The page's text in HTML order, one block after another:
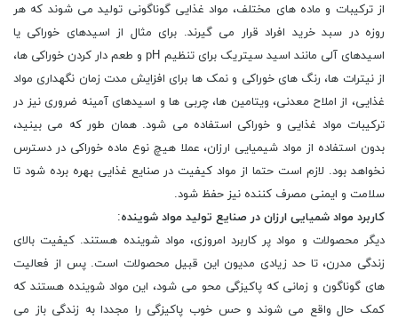
از ترکیبات و ماده های مختلف، مواد غذایی گوناگونی تولید می شوند که هر
روزه در سبد خرید افراد قرار می گیرند. برای مثال از اسیدهای خوراکی یا
اسیدهای آلی مانند اسید سیتریک برای تنظیم pH و طعم دار کردن خوراکی‌ ها،
از نیترات ‌ها، رنگ ‌های خوراکی و نمک‌ ها برای افزایش مدت زمان نگهداری مواد
غذایی، از املاح معدنی، ویتامین‌ ها، چربی ‌ها و اسیدهای آمینه ضروری نیز در
ترکیبات مواد غذایی و خوراکی استفاده می ‌شود. همان طور که می بینید،
بدون استفاده از مواد شیمیایی ارزان، عملا هیچ نوع ماده خوراکی در دسترس
نخواهد بود. لازم است حتما از مواد کیفیت در صنایع غذایی بهره برده شود تا
سلامت و ایمنی مصرف کننده نیز حفظ شود.
کاربرد مواد شمیایی ارزان در صنایع تولید مواد شوینده:
دیگر محصولات و مواد پر کاربرد امروزی، مواد شوینده هستند. کیفیت بالای
زندگی مدرن، تا حد زیادی مدیون این قبیل محصولات است. پس از فعالیت
های گوناگون و زمانی که پاکیزگی محو می شود، این مواد شوینده هستند که
کمک حال واقع می شوند و حس خوب پاکیزگی را مجددا به زندگی باز می